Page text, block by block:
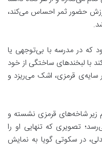
حضور ثمر احساس می‌کند،
که در مدرسه با بی‌توجهی یا
با لبخندهای ساختگی از خود
سایه‌ی قرمزی، اشک می‌ریزد و
زیر شاخه‌های قرمزی نشسته و
تصویری که تنهایی او را
در سکوتی گویا به نمایش